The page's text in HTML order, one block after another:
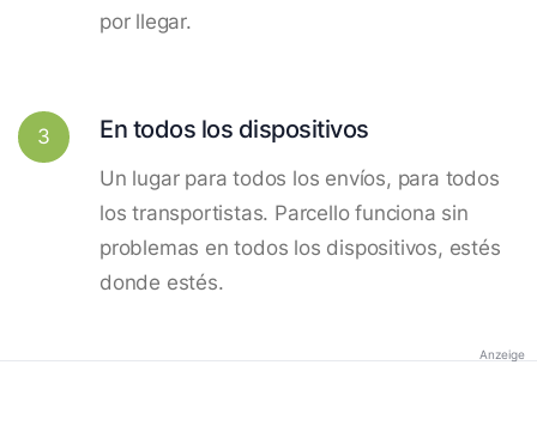
por llegar.
3 En todos los dispositivos
Un lugar para todos los envíos, para todos
los transportistas. Parcello funciona sin
problemas en todos los dispositivos, estés
donde estés.
Anzeige